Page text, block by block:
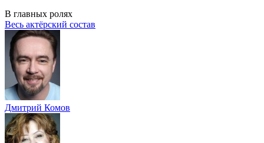
В главных ролях
Весь актёрский состав
Дмитрий Комов